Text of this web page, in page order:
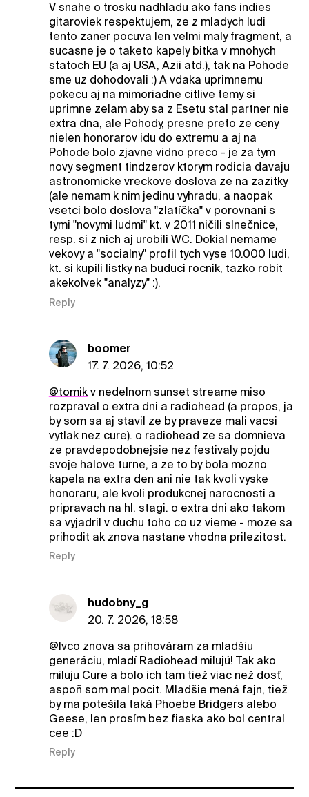
V snahe o trosku nadhladu ako fans indies
gitaroviek respektujem, ze z mladych ludi
tento zaner pocuva len velmi maly fragment, a
sucasne je o taketo kapely bitka v mnohych
statoch EU (a aj USA, Azii atd.), tak na Pohode
sme uz dohodovali :) A vdaka uprimnemu
pokecu aj na mimoriadne citlive temy si
uprimne zelam aby sa z Esetu stal partner nie
extra dna, ale Pohody, presne preto ze ceny
nielen honorarov idu do extremu a aj na
Pohode bolo zjavne vidno preco - je za tym
novy segment tindzerov ktorym rodicia davaju
astronomicke vreckove doslova ze na zazitky
(ale nemam k nim jedinu vyhradu, a naopak
vsetci bolo doslova "zlatíčka" v porovnani s
tymi "novymi ludmi" kt. v 2011 ničili slnečnice,
resp. si z nich aj urobili WC. Dokial nemame
vekovy a "socialny" profil tych vyse 10.000 ludi,
kt. si kupili listky na buduci rocnik, tazko robit
akekolvek "analyzy" :).
Reply
boomer
17. 7. 2026, 10:52
@tomikv nedelnom sunset streame miso
rozpraval o extra dni a radiohead (a propos, ja
by som sa aj stavil ze by praveze mali vacsi
vytlak nez cure). o radiohead ze sa domnieva
ze pravdepodobnejsie nez festivaly pojdu
svoje halove turne, a ze to by bola mozno
kapela na extra den ani nie tak kvoli vyske
honoraru, ale kvoli produkcnej narocnosti a
pripravach na hl. stagi. o extra dni ako takom
sa vyjadril v duchu toho co uz vieme - moze sa
prihodit ak znova nastane vhodna prilezitost.
Reply
hudobny_g
20. 7. 2026, 18:58
@Ivco znova sa prihováram za mladšiu
generáciu, mladí Radiohead milujú! Tak ako
miluju Cure a bolo ich tam tiež viac než dosť,
aspoň som mal pocit. Mladšie mená fajn, tiež
by ma potešila taká Phoebe Bridgers alebo
Geese, len prosím bez fiaska ako bol central
cee :D
Reply